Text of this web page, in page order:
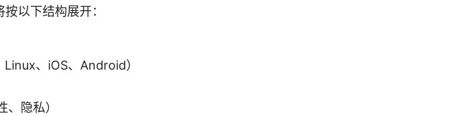
以下结构展开：
、iOS、Android）
隐私）